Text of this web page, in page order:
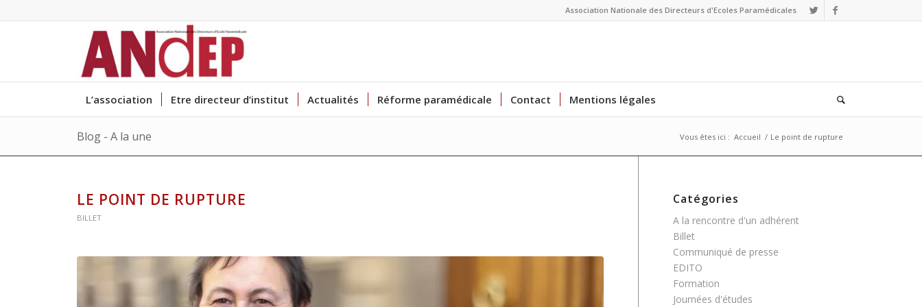
Association Nationale des Directeurs d'Ecoles Paramédicales
L’association Etre directeur d’institut Actualités Réforme paramédicale Contact Mentions légales
Blog - A la une Vous êtes ici : Accueil / Le point de rupture
LE POINT DE RUPTURE
BILLET
Catégories
A la rencontre d'un adhérent
Billet
Communiqué de presse
EDITO
Formation
Journées d'études